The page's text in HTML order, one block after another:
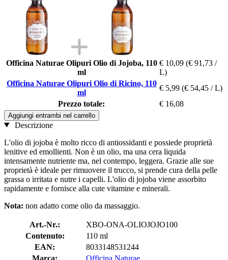
Officina Naturae Olipuri Olio di Jojoba, 110
ml
€ 10,09 (€ 91,73 /
L)
Officina Naturae Olipuri Olio di Ricino, 110
ml
€ 5,99 (€ 54,45 / L)
Prezzo totale:
€ 16,08
Aggiungi entrambi nel carrello
Descrizione
L'olio di jojoba è molto ricco di antiossidanti e possiede proprietà
lenitive ed emollienti. Non è un olio, ma una cera liquida
intensamente nutriente ma, nel contempo, leggera. Grazie alle sue
proprietà è ideale per rimuovere il trucco, si prende cura della pelle
grassa o irritata e nutre i capelli. L'olio di jojoba viene assorbito
rapidamente e fornisce alla cute vitamine e minerali.
Nota: non adatto come olio da massaggio.
Art.-Nr.:
XBO-ONA-OLIOJOJO100
Contenuto:
110 ml
EAN:
8033148531244
Marca:
Officina Naturae